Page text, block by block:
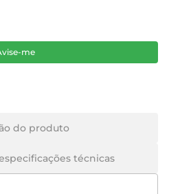
me
do produto
técnicas